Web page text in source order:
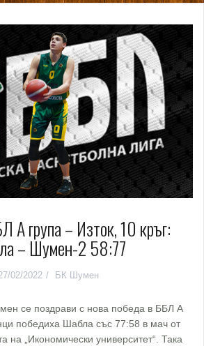
група – Изток, 10 кръг:
– Шумен-2 58:77
02/2022 БК Шумен
се поздрави с нова победа в ББЛ А
победиха Шабла със 77:58 в мач от
на „Икономически университет“. Така